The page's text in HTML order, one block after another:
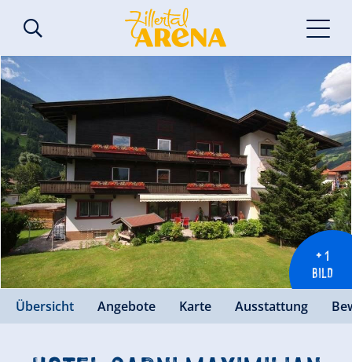
+ 1
BILD
Übersicht Angebote Karte Ausstattung